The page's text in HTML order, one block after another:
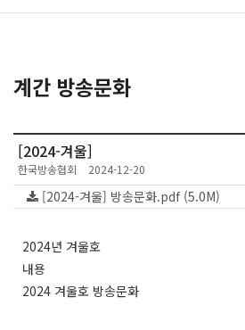
계간 방송문화
[2024-겨울]
한국방송협회 2024-12-20
[2024-겨울] 방송문화.pdf (5.0M)
2024년 겨울호
내용
2024 겨울호 방송문화